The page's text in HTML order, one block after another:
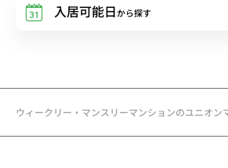
ウィークリー・マンスリーマンションのユニオン
入居可能日から探す